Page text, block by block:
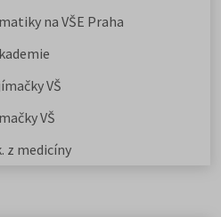
na VŠE Praha
VŠ
VŠ
z medicíny